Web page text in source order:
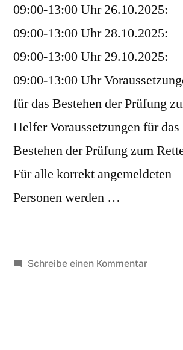
09:00-13:00 Uhr 26.10.2025:
09:00-13:00 Uhr 28.10.2025:
09:00-13:00 Uhr 29.10.2025:
09:00-13:00 Uhr
für das Bestehen der Prüfung
Helfer Voraussetzungen für das
Bestehen der Prüfung zum
Für alle korrekt angemeldeten
Personen werden …
Schreibe einen Kommentarzu